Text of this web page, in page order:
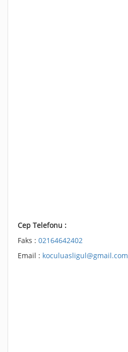
Cep Telefonu :
Faks : 02164642402
Email : koculuasligul@gmail.com